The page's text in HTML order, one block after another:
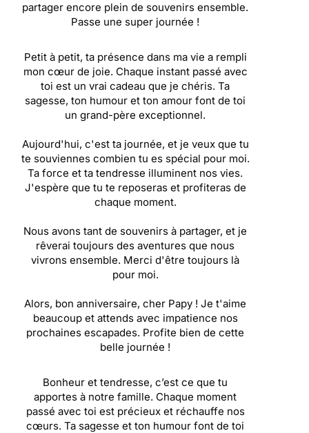
partager encore plein de souvenirs ensemble.
Passe une super journée !
Petit à petit, ta présence dans ma vie a rempli
mon cœur de joie. Chaque instant passé avec
toi est un vrai cadeau que je chéris. Ta
sagesse, ton humour et ton amour font de toi
un grand-père exceptionnel.
Aujourd'hui, c'est ta journée, et je veux que tu
te souviennes combien tu es spécial pour moi.
Ta force et ta tendresse illuminent nos vies.
J'espère que tu te reposeras et profiteras de
chaque moment.
Nous avons tant de souvenirs à partager, et je
rêverai toujours des aventures que nous
vivrons ensemble. Merci d'être toujours là
pour moi.
Alors, bon anniversaire, cher Papy ! Je t'aime
beaucoup et attends avec impatience nos
prochaines escapades. Profite bien de cette
belle journée !
Bonheur et tendresse, c’est ce que tu
apportes à notre famille. Chaque moment
passé avec toi est précieux et réchauffe nos
cœurs. Ta sagesse et ton humour font de toi